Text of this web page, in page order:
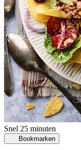
Snel 25 minuten
Bookmarken